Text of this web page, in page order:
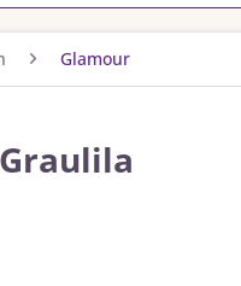
Glamour